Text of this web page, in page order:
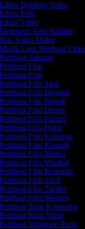
Dubbing Video
Film
Video
Auto-Subtitle
Video Maker
Latar Pembuat Video
Animasi
Film
Film
Film Aksi
Film Biografi
Film Biopik
Film Drama
Film Fantasi
Film Horor
Film Keluarga
Film Komedi
Film Misteri
Film Musikal
Film Romantis
Film Sci-fi
Film Thriller
Film Western
Iklan Komersial
Iklan Video
Instagram Reels